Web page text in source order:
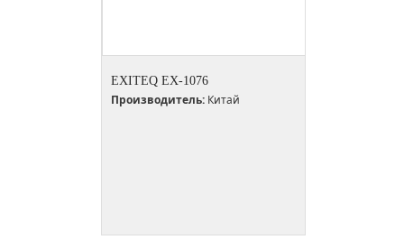
EXITEQ EX-1076
Производитель: Китай